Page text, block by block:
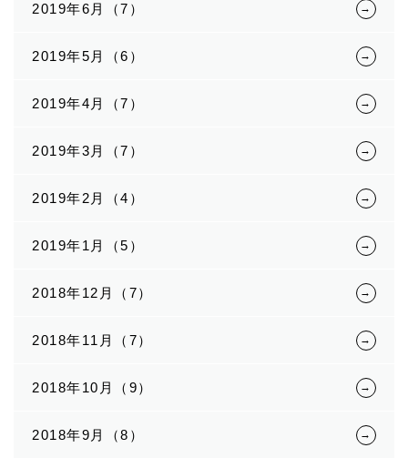
2019年6月（7）
2019年5月（6）
2019年4月（7）
2019年3月（7）
2019年2月（4）
2019年1月（5）
2018年12月（7）
2018年11月（7）
2018年10月（9）
2018年9月（8）